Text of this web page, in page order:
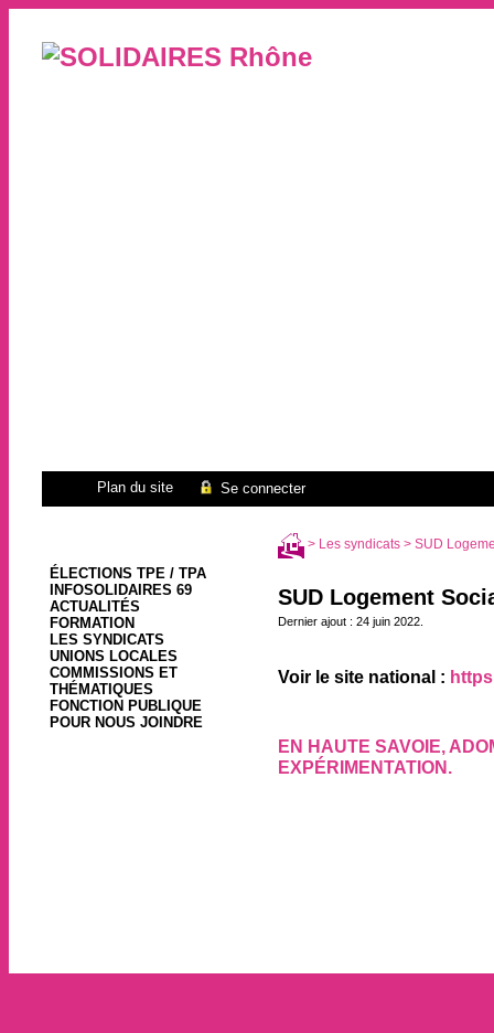
Plan du site Se connecter
ÉLECTIONS TPE / TPA
INFOSOLIDAIRES 69
ACTUALITÉS
FORMATION
LES SYNDICATS
UNIONS LOCALES
COMMISSIONS ET
THÉMATIQUES
FONCTION PUBLIQUE
POUR NOUS JOINDRE
> Les syndicats> SUD
SUD Logement
Dernier ajout : 24 juin 2022.
Voir le site national :
EN HAUTE SAVOIE,
EXPÉRIMENTATION.